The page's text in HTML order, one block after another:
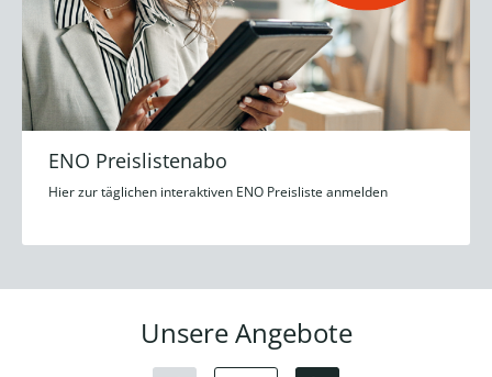
ENO Preislistenabo
Hier zur täglichen interaktiven ENO Preisliste anmelden
Unsere Angebote